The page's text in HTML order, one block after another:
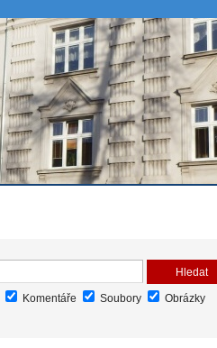
Komentáře Soubory Obrázky